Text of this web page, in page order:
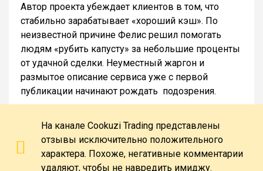
Автор проекта убеждает клиентов в том, что
стабильно зарабатывает «хороший кэш». По
неизвестной причине Фелис решил помогать
людям «рубить капусту» за небольшие проценты
от удачной сделки. Неуместный жаргон и
размытое описание сервиса уже с первой
публикации начинают рождать подозрения.
На канале Cookuzi Trading представлены
отзывы исключительно положительного
характера. Похоже, негативные комментарии
удаляют, чтобы не навредить имиджу.